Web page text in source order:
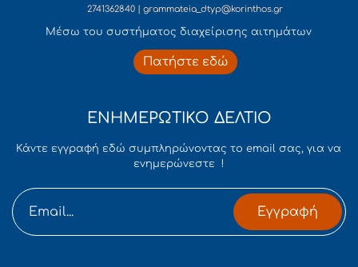
2741362840 | grammateia_dtyp@korinthos.gr
Mέσω του συστήματος διαχείρισης αιτημάτων
Πατήστε εδώ
ΕΝΗΜΕΡΩΤΙΚΟ ΔΕΛΤΙΟ
Κάντε εγγραφή εδώ συμπληρώνοντας το email σας, για να
ενημερώνεστε !
Εγγραφή